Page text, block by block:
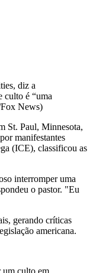
diz a
culto é “uma
Fox News)
St. Paul, Minnesota,
por manifestantes
(ICE), classificou as
interromper uma
o pastor. "Eu
gerando críticas
americana.
um culto em